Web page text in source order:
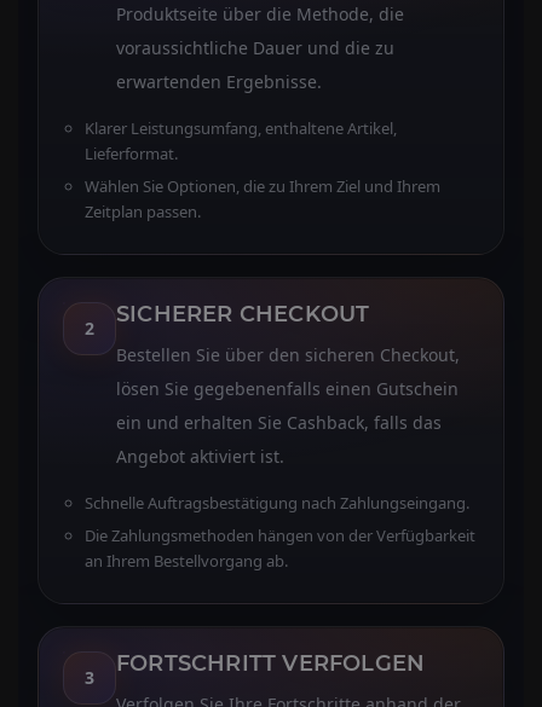
Produktseite über die Methode, die
voraussichtliche Dauer und die zu
erwartenden Ergebnisse.
Klarer Leistungsumfang, enthaltene Artikel,
Lieferformat.
Wählen Sie Optionen, die zu Ihrem Ziel und Ihrem
Zeitplan passen.
2
SICHERER CHECKOUT
Bestellen Sie über den sicheren Checkout,
lösen Sie gegebenenfalls einen Gutschein
ein und erhalten Sie Cashback, falls das
Angebot aktiviert ist.
Schnelle Auftragsbestätigung nach Zahlungseingang.
Die Zahlungsmethoden hängen von der Verfügbarkeit
an Ihrem Bestellvorgang ab.
3
FORTSCHRITT VERFOLGEN